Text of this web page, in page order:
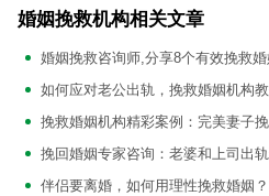
婚姻挽救机构相关文章
婚姻挽救咨询师,分享8个有效挽救
如何应对老公出轨，挽救婚姻机构
挽救婚姻机构精彩案例：完美妻子
挽回婚姻专家咨询：老婆和上司出
伴侣要离婚，如何用理性挽救婚姻